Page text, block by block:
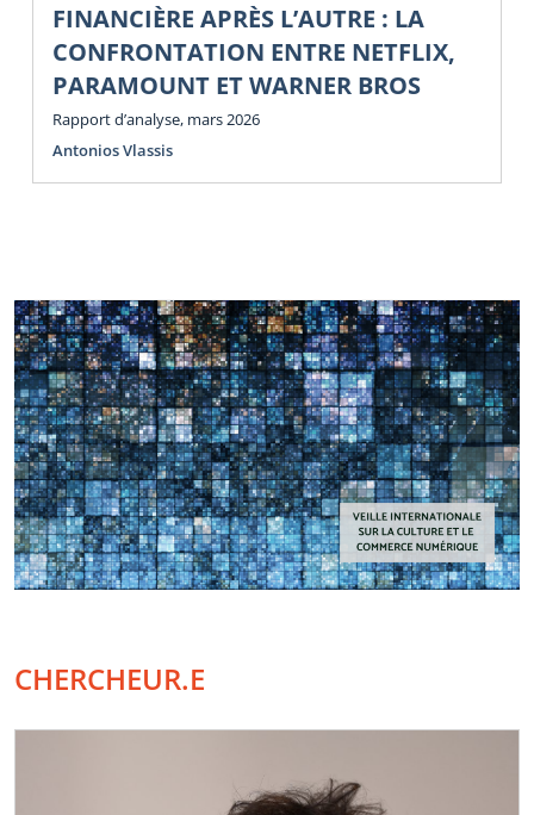
FINANCIÈRE APRÈS L’AUTRE : LA
CONFRONTATION ENTRE NETFLIX,
PARAMOUNT ET WARNER BROS
Rapport d’analyse, mars 2026
Antonios Vlassis
CHERCHEUR.E